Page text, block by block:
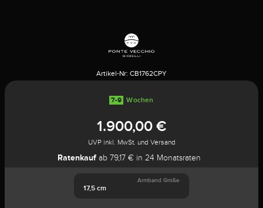
Artikel-Nr: CB1762CPY
7-9 Wochen
1.900,00 €
UVP inkl. MwSt. und Versand
Ratenkauf ab 79,17 € in 24 Monatsraten
17,5 cm
Armband Größe